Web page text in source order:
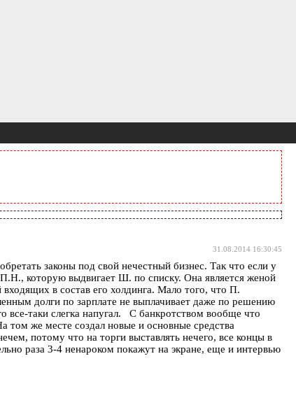
31.08.2014 16:30:45
законы под свой нечестный бизнес. Так что если у
которую выдвигает Ш. по списку. Она является женой
входящих в состав его холдинга. Мало того, что П.
долги по зарплате не выплачивает даже по решению
все-таки слегка напугал. С банкротством вообще что
том же месте создал новые и основные средства
потому что на торги выставлять нечего, все концы в
раза 3-4 ненароком покажут на экране, еще и интервью